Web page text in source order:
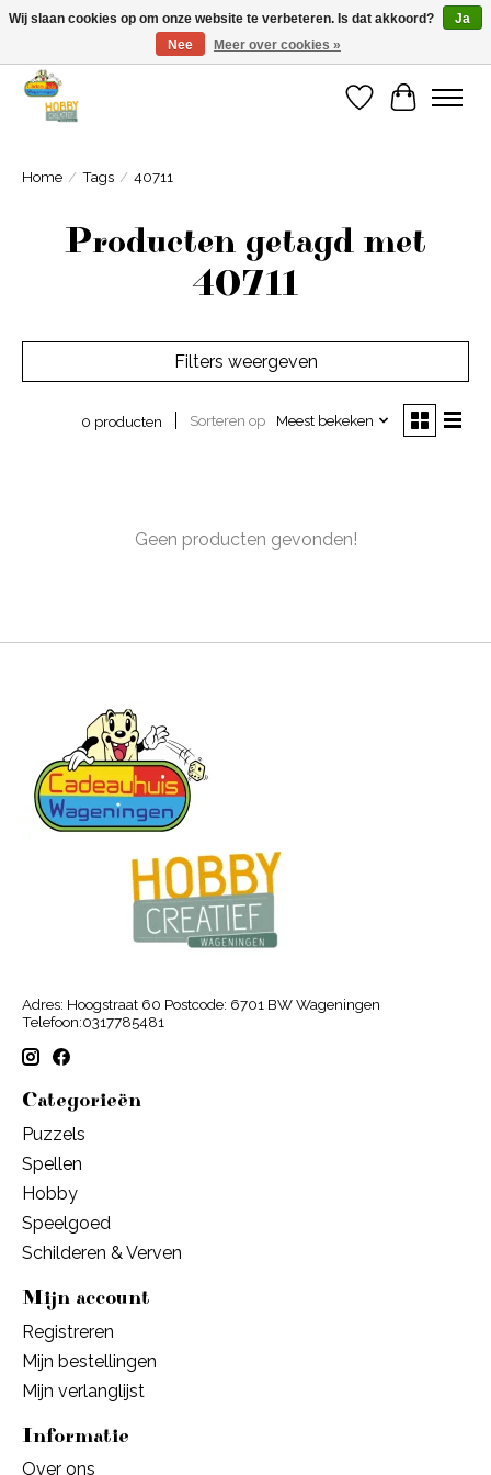
Welkom bij Cadeauhuis Wageningen
Verlanglijst
Home / Tags / 40711
Producten getagd met
40711
Filters weergeven
0 producten Sorteren op Meest bekeken
Geen producten gevonden!
Adres: Hoogstraat 60 Postcode: 6701 BW Wageningen
Telefoon:0317785481
Categorieën
Puzzels
Spellen
Hobby
Speelgoed
Schilderen & Verven
Mijn account
Registreren
Mijn bestellingen
Mijn verlanglijst
Informatie
Over ons
Wij slaan cookies op om onze website te verbeteren. Is dat akkoord?
Ja
Nee
Meer over cookies »